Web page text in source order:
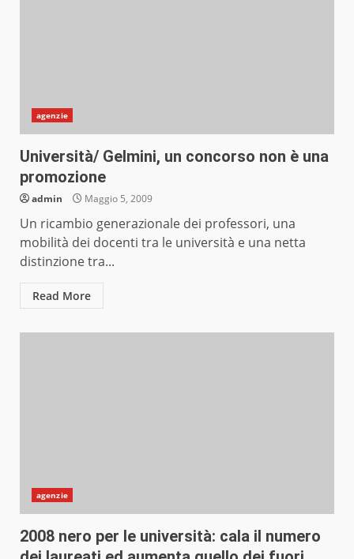
agenzie
Università/ Gelmini, un concorso non è una
promozione
admin Maggio 5, 2009
Un ricambio generazionale dei professori, una
mobilità dei docenti tra le università e una netta
distinzione tra...
Read More
agenzie
2008 nero per le università: cala il numero